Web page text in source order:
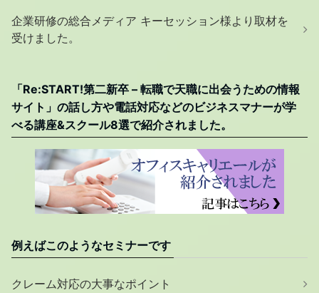
企業研修の総合メディア キーセッション様より取材を
受けました。
「Re:START!第二新卒 – 転職で天職に出会うための情報
サイト」の話し方や電話対応などのビジネスマナーが学
べる講座&スクール8選で紹介されました。
例えばこのようなセミナーです
クレーム対応の大事なポイント